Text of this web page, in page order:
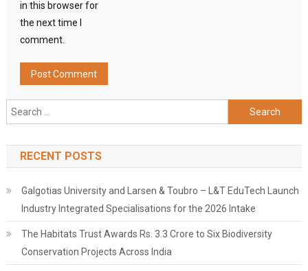
in this browser for
the next time I
comment.
Search
for:
RECENT POSTS
Galgotias University and Larsen & Toubro – L&T EduTech Launch
Industry Integrated Specialisations for the 2026 Intake
The Habitats Trust Awards Rs. 3.3 Crore to Six Biodiversity
Conservation Projects Across India